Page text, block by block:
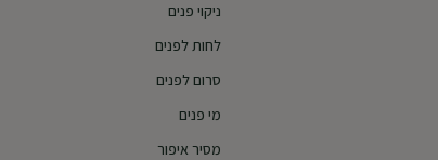
ניקוי פנים
לחות לפנים
סרום לפנים
מי פנים
מסיר איפור